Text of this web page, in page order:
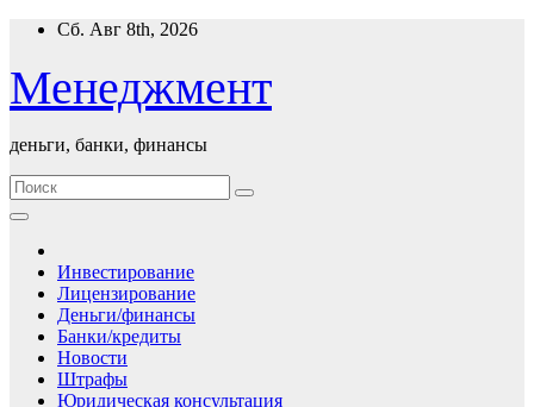
Перейти
содержимому
Сб. Авг 8th, 2026
Менеджмент
деньги, банки, финансы
Инвестирование
Лицензирование
Деньги/финансы
Банки/кредиты
Новости
Штрафы
Юридическая консультация